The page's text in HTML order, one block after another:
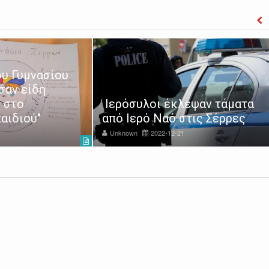
Γυμνασίου
είδη
στο
Ιερόσυλοι έκλεψαν τάματα
από Ιερό Ναό στις Σέρρες
Unknown 2022-12-21